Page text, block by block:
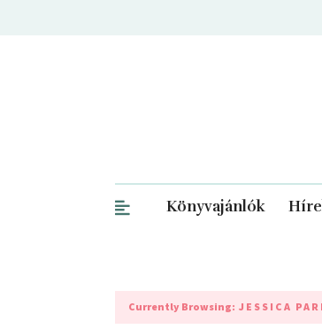
Könyvajánlók
Currently Browsing: JESSICA